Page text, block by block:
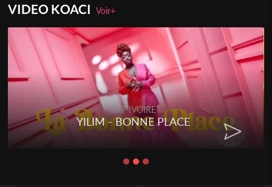
VIDEO KOACIVoir+
RAP IVOIRE
YILIM - BONNE PLACE